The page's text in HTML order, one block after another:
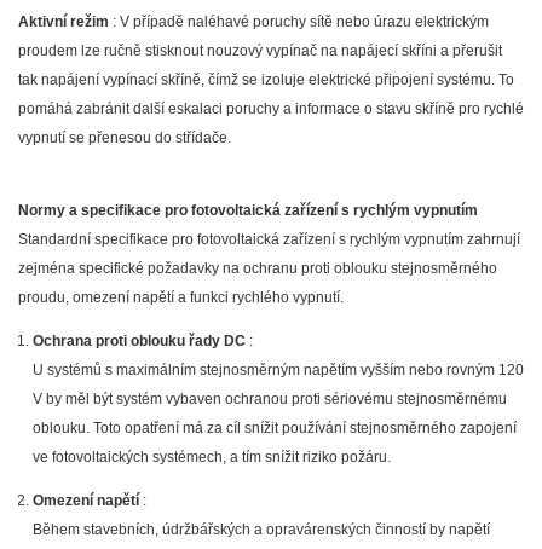
Aktivní režim : V případě naléhavé poruchy sítě nebo úrazu elektrickým
proudem lze ručně stisknout nouzový vypínač na napájecí skříni a přerušit
tak napájení vypínací skříně, čímž se izoluje elektrické připojení systému. To
pomáhá zabránit další eskalaci poruchy a informace o stavu skříně pro rychlé
vypnutí se přenesou do střídače.
Normy a specifikace pro fotovoltaická zařízení s rychlým vypnutím
Standardní specifikace pro fotovoltaická zařízení s rychlým vypnutím zahrnují
zejména specifické požadavky na ochranu proti oblouku stejnosměrného
proudu, omezení napětí a funkci rychlého vypnutí.
Ochrana proti oblouku řady DC :
U systémů s maximálním stejnosměrným napětím vyšším nebo rovným 120
V by měl být systém vybaven ochranou proti sériovému stejnosměrnému
oblouku. Toto opatření má za cíl snížit používání stejnosměrného zapojení
ve fotovoltaických systémech, a tím snížit riziko požáru.
Omezení napětí :
Během stavebních, údržbářských a opravárenských činností by napětí